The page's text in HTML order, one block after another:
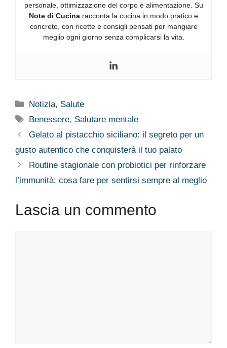
personale, ottimizzazione del corpo e alimentazione. Su
Note di Cucina racconta la cucina in modo pratico e
concreto, con ricette e consigli pensati per mangiare
meglio ogni giorno senza complicarsi la vita.
Categorie
Notizia, Salute
Tag
Benessere, Salutare mentale
Gelato al pistacchio siciliano: il segreto per un
gusto autentico che conquisterà il tuo palato
Routine stagionale con probiotici per rinforzare
l’immunità: cosa fare per sentirsi sempre al meglio
Lascia un commento